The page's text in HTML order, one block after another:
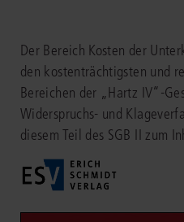
Der Bereich Kosten der
den kostenträchtigsten und
Bereichen der „Hartz IV“-
Widerspruchs- und
diesem Teil des SGB II zum